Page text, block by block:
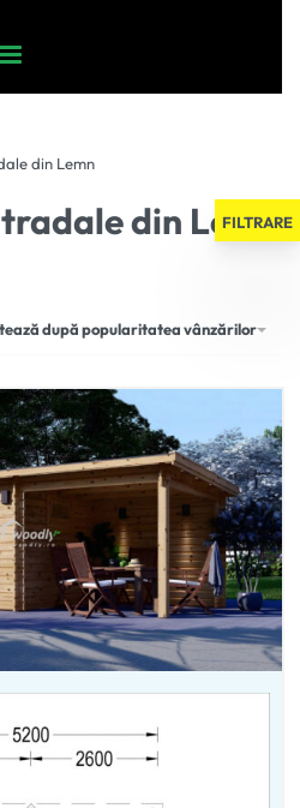
din Lemn
din Lemn
după popularitatea vânzărilor
FILTRARE